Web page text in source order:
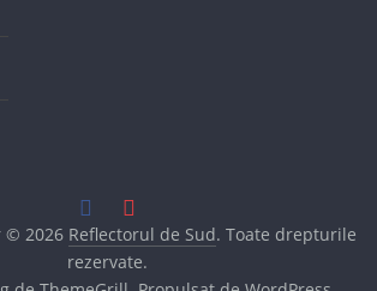
© 2026 Reflectorul de Sud. Toate drepturile
rezervate.